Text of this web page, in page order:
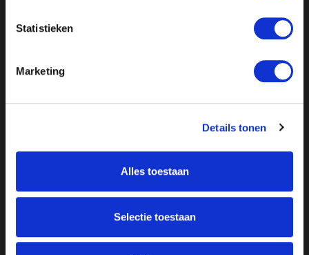
Statistieken
Marketing
Details tonen
Alles toestaan
Selectie toestaan
Onze missie
Doneer
Steunbetuigingen